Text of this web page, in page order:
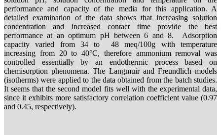
performance and capacity of the media for this application. A
detailed examination of the data shows that increasing solution
concentration and increased contact time provide the best
performance at an optimum pH between 6 and 8. Adsorption
capacity varied from 34 to 48 meq/100g with temperature
increasing from 20 to 40°C, therefore ammonium removal was
controlled essentially by an endothermic process based on
chemisorption phenomena. The Langmuir and Freundlich models
(isotherms) were applied to the data obtained from the batch studies.
It seems that the second model fits well with the experimental data,
since it exhibits more satisfactory correlation coefficient value (0.97
and 0.45, respectively).